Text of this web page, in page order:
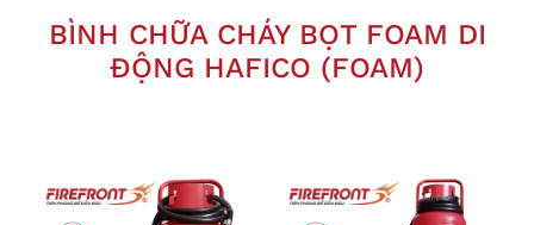
BÌNH CHỮA CHÁY BỌT FOAM DI
ĐỘNG HAFICO (FOAM)